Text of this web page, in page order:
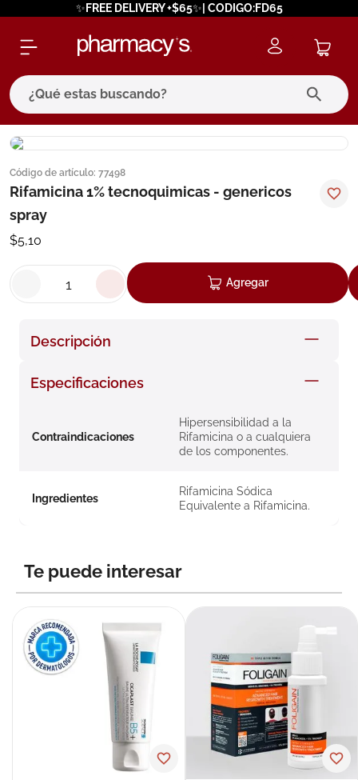
✨FREE DELIVERY +$65✨| CODIGO:FD65
¿Qué estas buscando?
Código de artículo: 77498
Rifamicina 1% tecnoquimicas - genericos
spray
$5,10
Agregar
Descripción
Especificaciones
Contraindicaciones
Hipersensibilidad a la
Rifamicina o a cualquiera
de los componentes.
Ingredientes
Rifamicina Sódica
Equivalente a Rifamicina.
Te puede interesar
términos más buscados
1. eucerin
cerave
7. megacistin
roche posay
10 neumoflux